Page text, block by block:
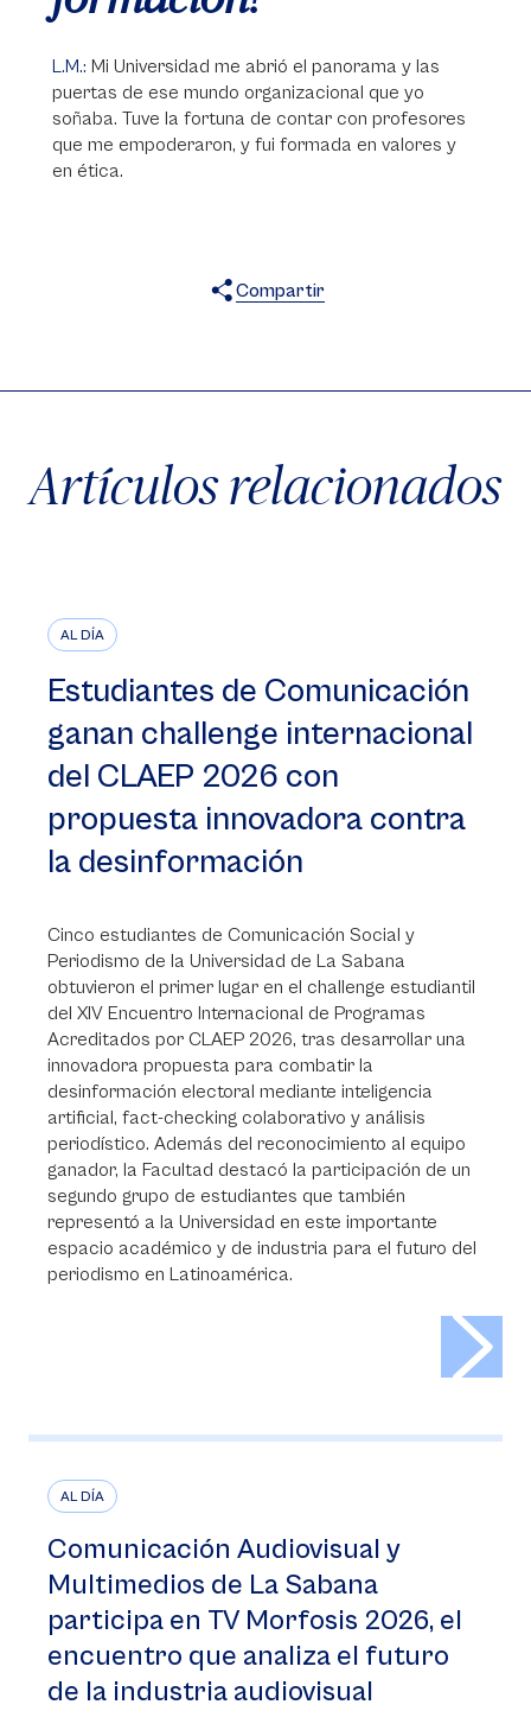
L.M.: Mi Universidad me abrió el panorama y las
puertas de ese mundo organizacional que yo
soñaba. Tuve la fortuna de contar con profesores
que me empoderaron, y fui formada en valores y
en ética.
Compartir
Artículos relacionados
AL DÍA
Estudiantes de Comunicación
ganan challenge internacional
del CLAEP 2026 con
propuesta innovadora contra
la desinformación
Cinco estudiantes de Comunicación Social y
Periodismo de la Universidad de La Sabana
obtuvieron el primer lugar en el challenge estudiantil
del XIV Encuentro Internacional de Programas
Acreditados por CLAEP 2026, tras desarrollar una
innovadora propuesta para combatir la
desinformación electoral mediante inteligencia
artificial, fact-checking colaborativo y análisis
periodístico. Además del reconocimiento al equipo
ganador, la Facultad destacó la participación de un
segundo grupo de estudiantes que también
representó a la Universidad en este importante
espacio académico y de industria para el futuro del
periodismo en Latinoamérica.
AL DÍA
Comunicación Audiovisual y
Multimedios de La Sabana
participa en TV Morfosis 2026, el
encuentro que analiza el futuro
de la industria audiovisual